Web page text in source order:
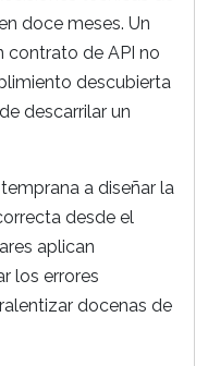
doce meses. Un
contrato de API no
descubierta
descarrilar un
a diseñar la
desde el
aplican
los errores
docenas de